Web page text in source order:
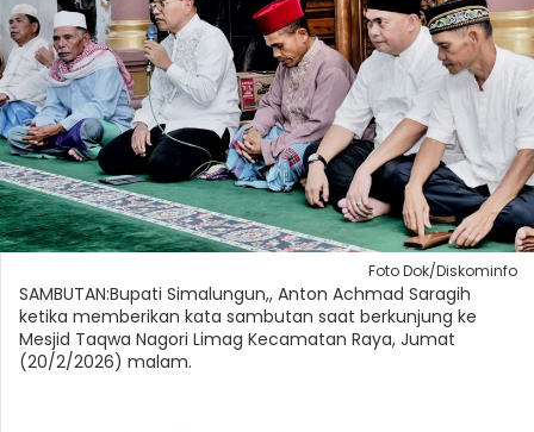
Foto Dok/Diskominfo
SAMBUTAN:Bupati Simalungun,, Anton Achmad Saragih
ketika memberikan kata sambutan saat berkunjung ke
Mesjid Taqwa Nagori Limag Kecamatan Raya, Jumat
(20/2/2026) malam.